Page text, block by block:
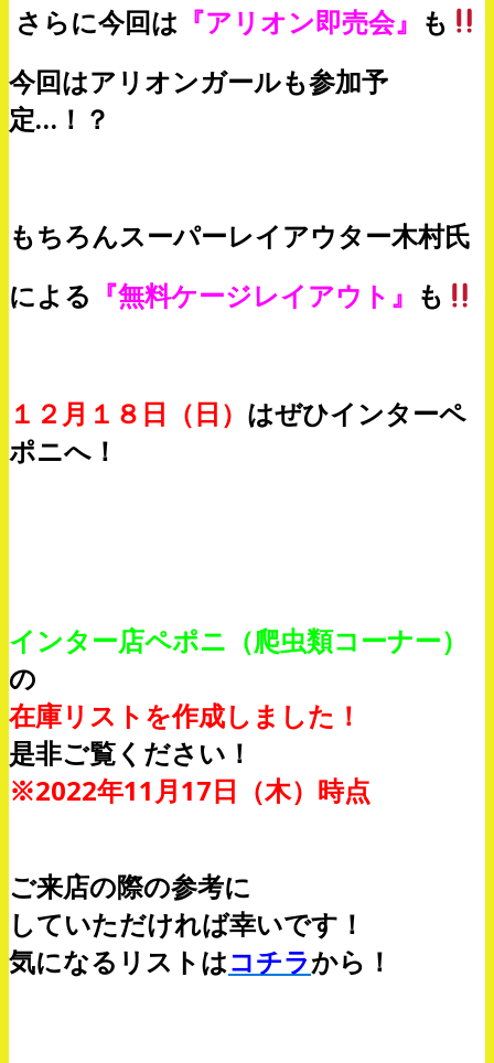
さらに今回は 『アリオン即売会』 も
今回はアリオンガールも参加予
定…！？
もちろんスーパーレイアウター木村氏
による 『無料ケージレイアウト』 も
１２月１８日（日） はぜひインターペ
ポニへ！
インター店ペポニ（爬虫類コーナー）
の
在庫リストを作成しました！
是非ご覧ください！
※2022年11月17日（木）時点
ご来店の際の参考に
していただければ幸いです！
気になるリストはコチラから！